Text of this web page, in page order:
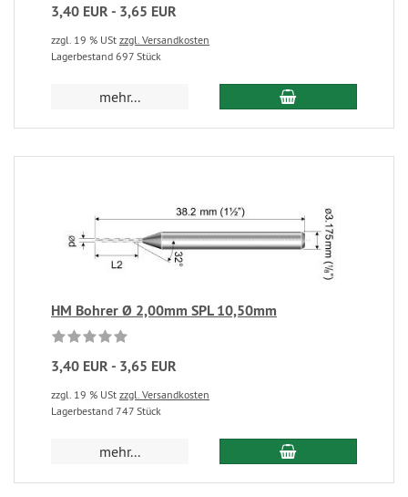
3,40 EUR - 3,65 EUR
zzgl. 19 % USt zzgl. Versandkosten
Lagerbestand 697 Stück
mehr...
HM Bohrer Ø 2,00mm SPL 10,50mm
3,40 EUR - 3,65 EUR
zzgl. 19 % USt zzgl. Versandkosten
Lagerbestand 747 Stück
mehr...